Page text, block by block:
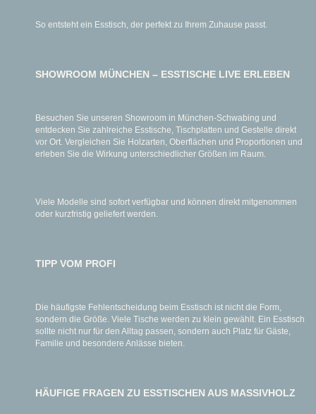
So entsteht ein Esstisch, der perfekt zu Ihrem Zuhause passt.
SHOWROOM MÜNCHEN – ESSTISCHE LIVE ERLEBEN
Besuchen Sie unseren Showroom in München-Schwabing und
entdecken Sie zahlreiche Esstische, Tischplatten und Gestelle direkt
vor Ort. Vergleichen Sie Holzarten, Oberflächen und Proportionen und
erleben Sie die Wirkung unterschiedlicher Größen im Raum.
Viele Modelle sind sofort verfügbar und können direkt mitgenommen
oder kurzfristig geliefert werden.
TIPP VOM PROFI
Die häufigste Fehlentscheidung beim Esstisch ist nicht die Form,
sondern die Größe. Viele Tische werden zu klein gewählt. Ein Esstisch
sollte nicht nur für den Alltag passen, sondern auch Platz für Gäste,
Familie und besondere Anlässe bieten.
HÄUFIGE FRAGEN ZU ESSTISCHEN AUS MASSIVHOLZ